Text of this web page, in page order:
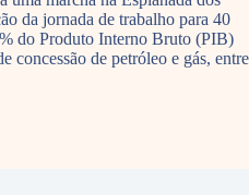
da jornada de trabalho para 40
do Produto Interno Bruto (PIB)
concessão de petróleo e gás, entre